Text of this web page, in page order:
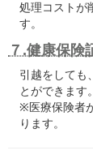
処理コストが
す。
７.健康保険
引越をしても
とができます。
※医療保険者
ります。